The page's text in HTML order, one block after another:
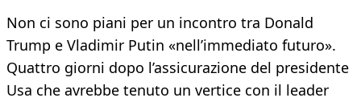
Non ci sono piani per un incontro tra Donald
Trump e Vladimir Putin «nell’immediato futuro».
Quattro giorni dopo l’assicurazione del presidente
Usa che avrebbe tenuto un vertice con il leader